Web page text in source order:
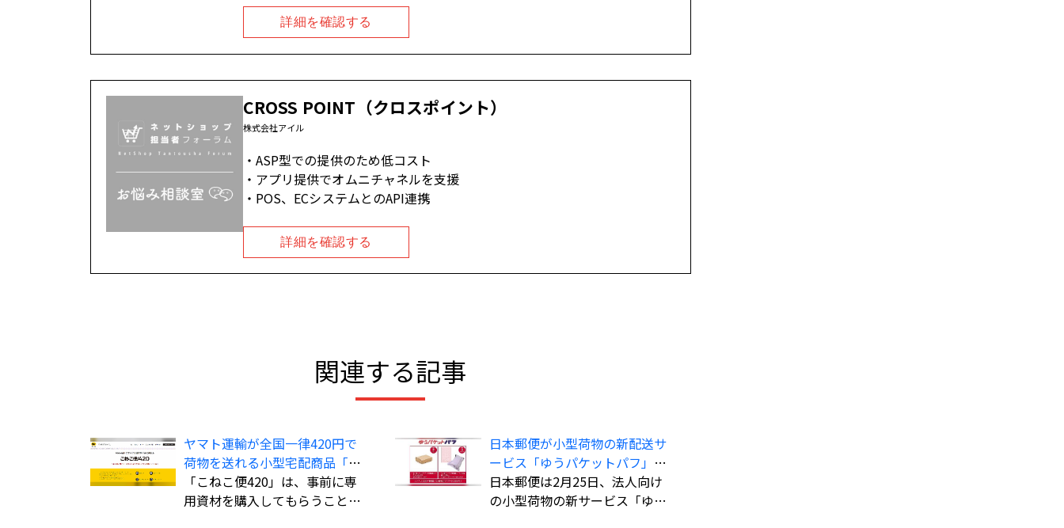
詳細を確認する
CROSS POINT（クロスポイント）
株式会社アイル
ASP型での提供のため低コスト
アプリ提供でオムニチャネルを支援
POS、ECシステムとのAPI連携
詳細を確認する
関連する記事
ヤマト運輸が全国一律420円で
荷物を送れる小型宅配商品「こ
ねこ便420」を全国展開
「こねこ便420」は、事前に専
用資材を購入してもらうことで
日本郵便が小型荷物の新配送サ
ービス「ゆうパケットパフ」、
料金は全国一律で「ゆうパッ
ク」よりも“お得”
日本郵便は2月25日、法人向け
の小型荷物の新サービス「ゆう